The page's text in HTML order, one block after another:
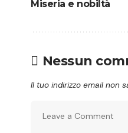
Miseria e nobiltà
Nessun
Il tuo indirizzo email non